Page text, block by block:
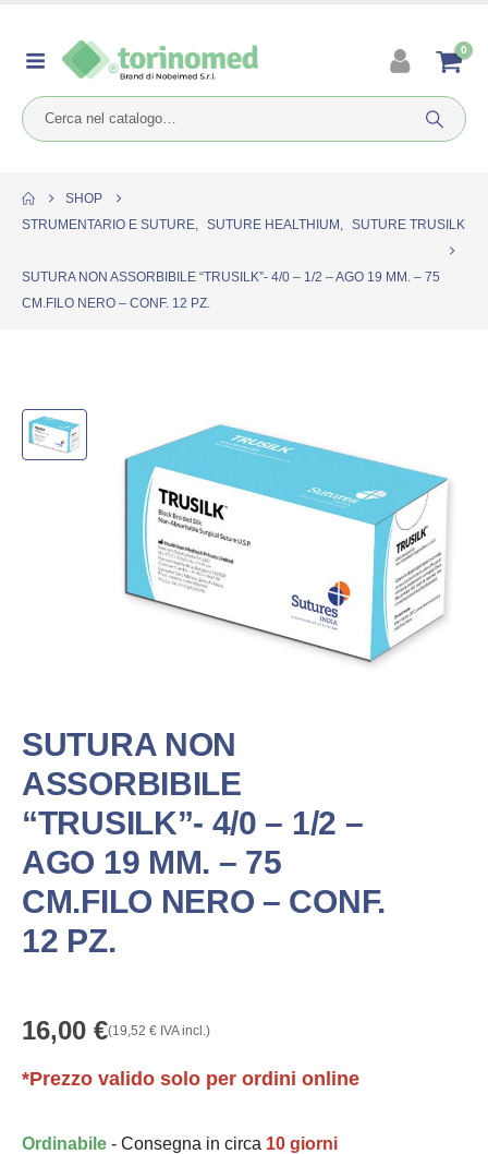
0
SHOP
STRUMENTARIO E SUTURE, SUTURE HEALTHIUM , SUTURE TRUSILK
SUTURA NON ASSORBIBILE “TRUSILK”- 4/0 – 1/2 – AGO 19 MM. – 75
CM.FILO NERO – CONF. 12 PZ.
SUTURA NON
ASSORBIBILE
“TRUSILK”- 4/0 – 1/2 –
AGO 19 MM. – 75
CM.FILO NERO – CONF.
12 PZ.
16,00 €(19,52 € IVA incl.)
*Prezzo valido solo per ordini online
Ordinabile - Consegna in circa 10 giorni